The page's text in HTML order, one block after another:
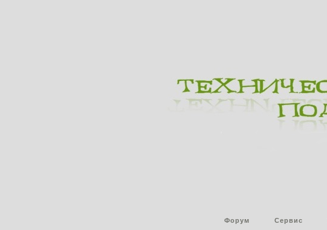
Форум Сервис